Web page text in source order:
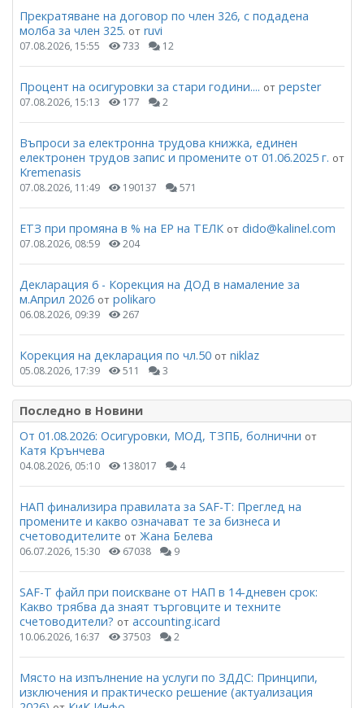
Прекратяване на договор по член 326, с подадена
молба за член 325. от ruvi
07.08.2026, 15:55 733 12
Процент на осигуровки за стари години.... от pepster
07.08.2026, 15:13 177 2
Въпроси за електронна трудова книжка, единен
електронен трудов запис и промените от 01.06.2025 г. от
Kremenasis
07.08.2026, 11:49 190137 571
ЕТЗ при промяна в % на ЕР на ТЕЛК от dido@kalinel.com
07.08.2026, 08:59 204
Декларация 6 - Корекция на ДОД в намаление за
м.Април 2026 от polikaro
06.08.2026, 09:39 267
Корекция на декларация по чл.50 от niklaz
05.08.2026, 17:39 511 3
Последно в Новини
От 01.08.2026: Осигуровки, МОД, ТЗПБ, болнични от
Катя Крънчева
04.08.2026, 05:10 138017 4
НАП финализира правилата за SAF-T: Преглед на
промените и какво означават те за бизнеса и
счетоводителите от Жана Белева
06.07.2026, 15:30 67038 9
SAF-T файл при поискване от НАП в 14-дневен срок:
Какво трябва да знаят търговците и техните
счетоводители? от accounting.icard
10.06.2026, 16:37 37503 2
Място на изпълнение на услуги по ЗДДС: Принципи,
изключения и практическо решение (актуализация